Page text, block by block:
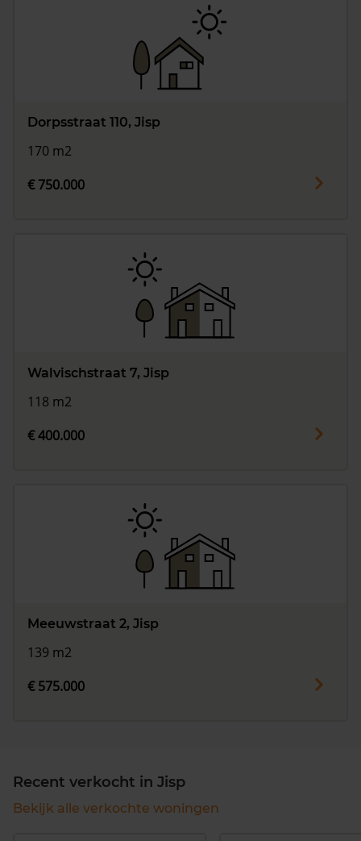
Dorpsstraat 110, Jisp
170 m2
€ 750.000
Walvischstraat 7, Jisp
118 m2
€ 400.000
Meeuwstraat 2, Jisp
139 m2
€ 575.000
Recent verkocht in Jisp
Bekijk alle verkochte woningen